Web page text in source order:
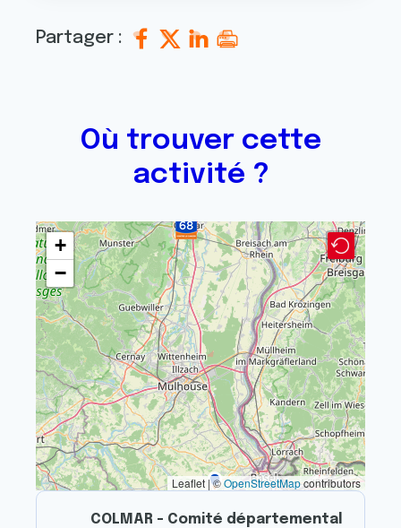
Partager :
Où trouver cette
activité ?
+
−
Leaflet | ©OpenStreetMapcontributors
COLMAR - Comité départemental